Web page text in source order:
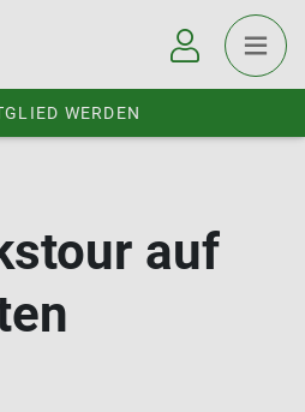
WERDEN
auf